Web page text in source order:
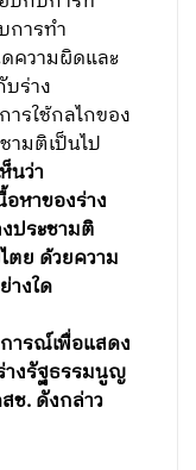
การทำ
ความผิดและ
ร่าง
รใช้กลไกของ
ามติเป็นไป
นว่า
หาของร่าง
ประชามติ
ตย ด้วยความ
างใด
ารณ์เพื่อแสดง
างรัฐธรรมนูญ
ช. ดังกล่าว